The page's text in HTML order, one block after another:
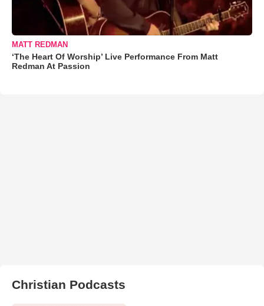
MATT REDMAN
‘The Heart Of Worship’ Live Performance From Matt
Redman At Passion
Christian Podcasts